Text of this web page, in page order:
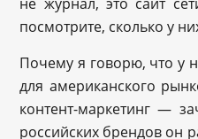
посмотрите, сколько у
Почему я говорю, что у
для американского
контент-маркетинг —
российских брендов он